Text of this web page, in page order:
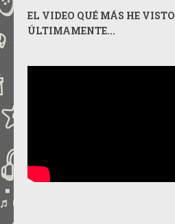
EL VIDEO QUÉ MÁS HE VISTO
ÚLTIMAMENTE...